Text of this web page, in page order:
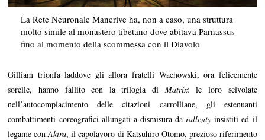
La Rete Neuronale Mancrive ha, non a caso, una struttura
molto simile al monastero tibetano dove abitava Parnassus
fino al momento della scommessa con il Diavolo
Gilliam trionfa laddove gli allora fratelli Wachowski, ora felicemente
sorelle, hanno fallito con la trilogia di Matrix: le loro scivolate
nell’autocompiacimento delle citazioni carrolliane, gli estenuanti
combattimenti coreografici allungati a dismisura da rallenty insistiti ed il
legame conAkira, il capolavoro di Katsuhiro Otomo, prezioso riferimento